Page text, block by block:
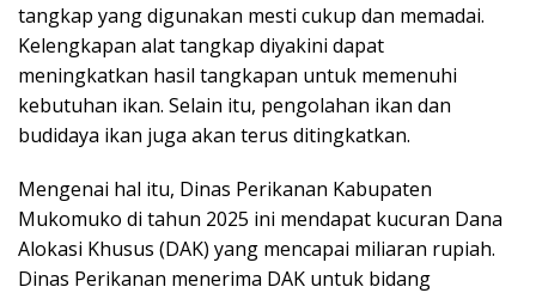
tangkap yang digunakan mesti cukup dan memadai.
Kelengkapan alat tangkap diyakini dapat
meningkatkan hasil tangkapan untuk memenuhi
kebutuhan ikan. Selain itu, pengolahan ikan dan
budidaya ikan juga akan terus ditingkatkan.
Mengenai hal itu, Dinas Perikanan Kabupaten
Mukomuko di tahun 2025 ini mendapat kucuran Dana
Alokasi Khusus (DAK) yang mencapai miliaran rupiah.
Dinas Perikanan menerima DAK untuk bidang